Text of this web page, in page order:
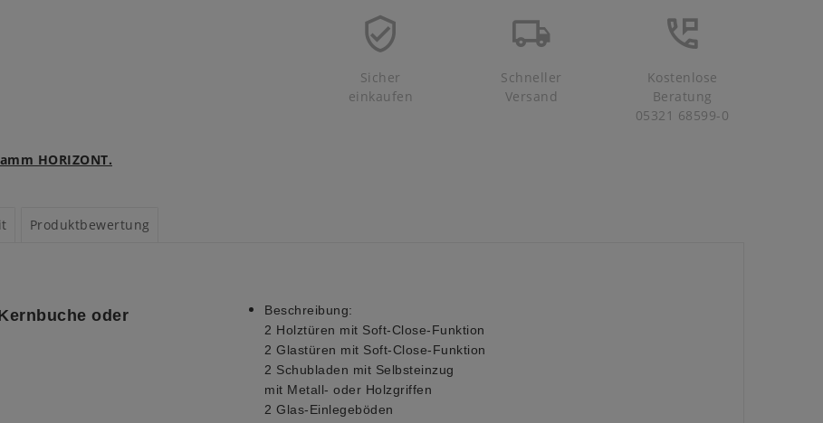
Sicher
einkaufen
Schneller
Versand
Kostenlose
Beratung
05321 68599-0
HORIZONT.
Produktbewertung
oder
Beschreibung:
2 Holztüren mit Soft-Close-Funktion
2 Glastüren mit Soft-Close-Funktion
2 Schubladen mit Selbsteinzug
mit Metall- oder Holzgriffen
2 Glas-Einlegeböden